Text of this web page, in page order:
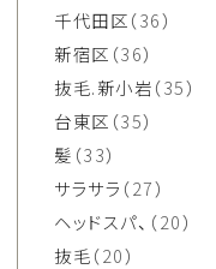
千代田区（36）
新宿区 （36）
抜毛.新小岩（35）
台東区 （35）
髪 （33）
サラサラ （27）
ヘッドスパ、 （20）
抜毛（20）